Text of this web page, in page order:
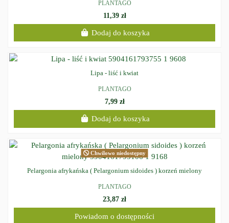
PLANTAGO
11,39 zł
Dodaj do koszyka
Lipa - liść i kwiat
PLANTAGO
7,99 zł
Dodaj do koszyka
Chwilowo niedostępny
Pelargonia afrykańska ( Pelargonium sidoides ) korzeń mielony
PLANTAGO
23,87 zł
Powiadom o dostępności